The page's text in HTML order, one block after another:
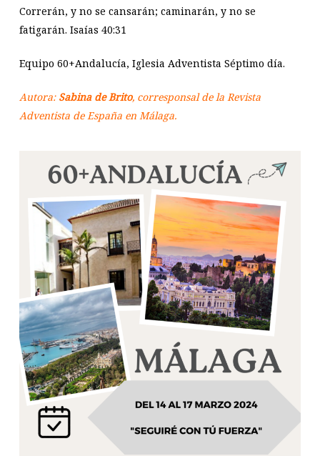
Correrán, y no se cansarán; caminarán, y no se
fatigarán. Isaías 40:31
Equipo 60+Andalucía, Iglesia Adventista Séptimo día.
Autora: Sabina de Brito, corresponsal de la Revista
Adventista de España en Málaga.